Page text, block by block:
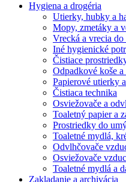
Hygiena a drogéria
Utierky, hubky a
Mopy, zmetáky a
Vrecká a vrecia
Iné hygienické
Čistiace
Odpadkové koše
Papierové utierky
Čistiaca technika
Osviežovače a
Toaletný papier a
Prostriedky do
Toaletné mydlá,
Odvlhčovače
Osviežovače
Toaletné mydlá a
Zakladanie a archivácia